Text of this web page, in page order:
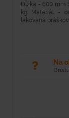
Dĺžka - 600 mm
kg Materiál -
lakovaná
Na